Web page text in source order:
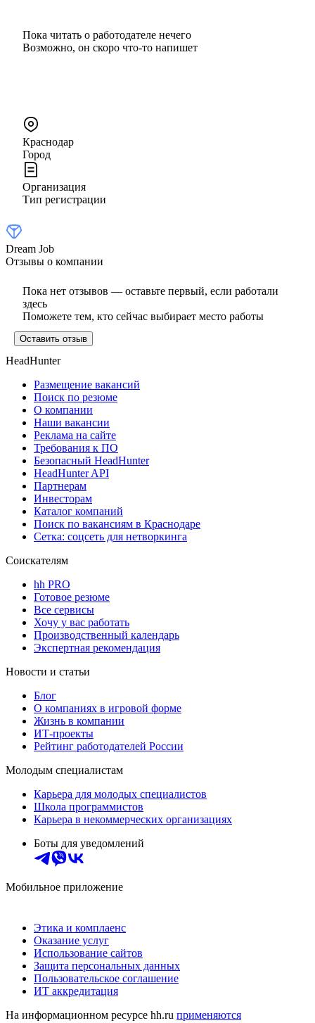
Пока читать о работодателе нечего
Возможно, он скоро что‑то напишет
Краснодар
Город
Организация
Тип регистрации
Dream Job
Отзывы о компании
Пока нет отзывов — оставьте первый, если работали
здесь
Поможете тем, кто сейчас выбирает место работы
Оставить отзыв
HeadHunter
Размещение вакансий
Поиск по резюме
О компании
Наши вакансии
Реклама на сайте
Требования к ПО
Безопасный HeadHunter
HeadHunter API
Партнерам
Инвесторам
Каталог компаний
Поиск по вакансиям в Краснодаре
Сетка: соцсеть для нетворкинга
Соискателям
hh PRO
Готовое резюме
Все сервисы
Хочу у вас работать
Производственный календарь
Экспертная рекомендация
Новости и статьи
Блог
О компаниях в игровой форме
Жизнь в компании
ИТ-проекты
Рейтинг работодателей России
Молодым специалистам
Карьера для молодых специалистов
Школа программистов
Карьера в некоммерческих организациях
Боты для уведомлений
Мобильное приложение
Этика и комплаенс
Оказание услуг
Использование сайтов
Защита персональных данных
Пользовательское соглашение
ИТ аккредитация
На информационном ресурсе hh.ru применяются